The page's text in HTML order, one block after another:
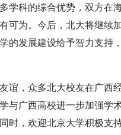
学科的综合优势，双方在
可为。今后，北大将继续
的发展建设给予智力支持
谊，众多北大校友在广西
与广西高校进一步加强学
时，欢迎北京大学积极支